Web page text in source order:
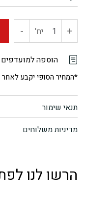
+ כמות
בקלה
(הייק)
קפוא
יח' -
הוספה למועדפים
*המחיר הסופי יקבע
תנאי שימור
מדיניות משלוחים
הרשו לנו